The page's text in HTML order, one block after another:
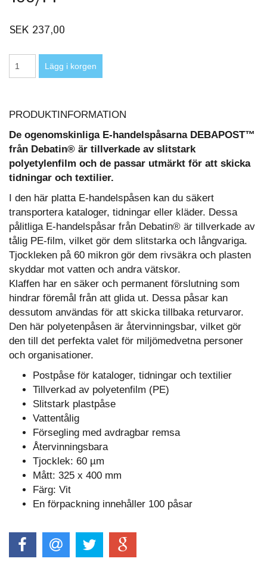
SEK 237,00
PRODUKTINFORMATION
De ogenomskinliga E-handelspåsarna DEBAPOST™
från Debatin® är tillverkade av slitstark
polyetylenfilm och de passar utmärkt för att skicka
tidningar och textilier.
I den här platta E-handelspåsen kan du säkert
transportera kataloger, tidningar eller kläder. Dessa
pålitliga E-handelspåsar från Debatin® är tillverkade av
tålig PE-film, vilket gör dem slitstarka och långvariga.
Tjockleken på 60 mikron gör dem rivsäkra och plasten
skyddar mot vatten och andra vätskor.
Klaffen har en säker och permanent förslutning som
hindrar föremål från att glida ut. Dessa påsar kan
dessutom användas för att skicka tillbaka returvaror.
Den här polyetenpåsen är återvinningsbar, vilket gör
den till det perfekta valet för miljömedvetna personer
och organisationer.
Postpåse för kataloger, tidningar och textilier
Tillverkad av polyetenfilm (PE)
Slitstark plastpåse
Vattentålig
Försegling med avdragbar remsa
Återvinningsbara
Tjocklek: 60 µm
Mått: 325 x 400 mm
Färg: Vit
En förpackning innehåller 100 påsar